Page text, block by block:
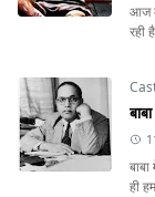
आज
रही
ही